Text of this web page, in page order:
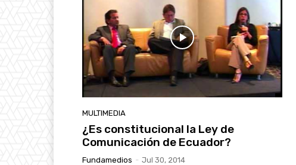
MULTIMEDIA
¿Es constitucional la Ley de
Comunicación de Ecuador?
Fundamedios - Jul 30, 2014